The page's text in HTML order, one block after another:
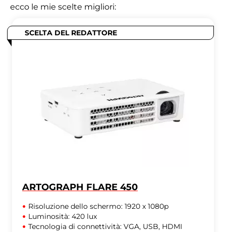
ecco le mie scelte migliori:
SCELTA DEL REDATTORE
ARTOGRAPH FLARE 450
Risoluzione dello schermo: 1920 x 1080p
Luminosità: 420 lux
Tecnologia di connettività: VGA, USB, HDMI